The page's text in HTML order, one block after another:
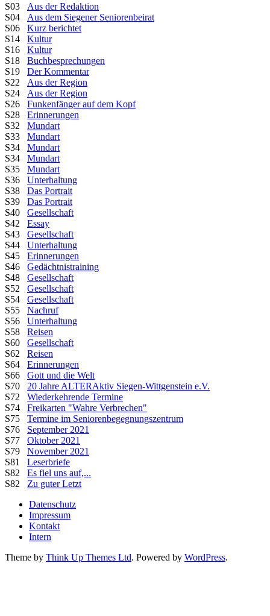
S03 Aus der Redaktion
S04 Aus dem Siegener Seniorenbeirat
S06 Kurz berichtet
S14 Kultur
S16 Kultur
S18 Buchbesprechungen
S19 Der Kommentar
S22 Aus der Region
S24 Aus der Region
S26 Funkenfänger auf dem Kopf
S28 Erinnerungen
S32 Mundart
S33 Mundart
S34 Mundart
S34 Mundart
S35 Mundart
S36 Unterhaltung
S38 Das Portrait
S39 Das Portrait
S40 Gesellschaft
S42 Essay
S43 Gesellschaft
S44 Unterhaltung
S45 Erinnerungen
S46 Gedächtnistraining
S48 Gesellschaft
S52 Gesellschaft
S54 Gesellschaft
S55 Nachruf
S56 Unterhaltung
S58 Reisen
S60 Gesellschaft
S62 Reisen
S64 Erinnerungen
S66 Gott und die Welt
S70 20 Jahre ALTERAktiv Siegen-Wittgenstein e.V.
S72 Wiederkehrende Termine
S74 Freikarten "Wahre Verbrechen"
S75 Termine im Seniorenbegegnungszentrum
S76 September 2021
S77 Oktober 2021
S79 November 2021
S81 Leserbriefe
S82 Es fiel uns auf,...
S82 Zu guter Letzt
Datenschutz
Impressum
Kontakt
Intern
Theme by Think Up Themes Ltd. Powered by WordPress.